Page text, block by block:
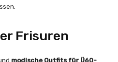
Frisuren
modische Outfits für Ü60-